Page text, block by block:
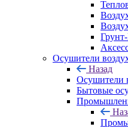
Осушители
Назад
Осушители
Бытовые